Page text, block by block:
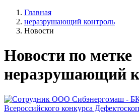
Главная
неразрушающий контроль
Новости
Новости по метке
неразрушающий